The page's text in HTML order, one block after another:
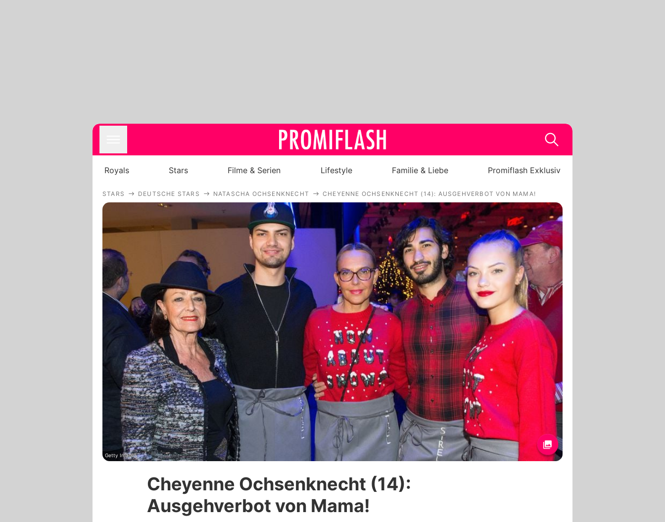
Royals
Filme & Serien
Lifestyle
Familie & Liebe
Promiflash Exklusiv
Alle Themen auf Promiflash
Jobs
App runterladen
Team
Redaktionelle Richtlinien
Impressum
Datenschutzerklärung
Nutzungsbedingungen
Utiq verwalten
Royals Stars Filme & Serien Lifestyle Familie & Liebe Promiflash Exklusiv
STARS DEUTSCHE STARS NATASCHA OCHSENKNECHT CHEYENNE OCHSENKNECHT (14): AUSGEHVERBOT VON MAMA!
Getty Images
Cheyenne Ochsenknecht (14):
Ausgehverbot von Mama!